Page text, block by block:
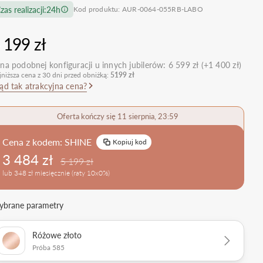
nietypowe
obrączkowe
dostawki
Obrączki Ślubne
Sprawdź bestsellery
Zobacz trendy
realizacji:24h Kod produktu: AUR-0064-055RB-LABO
zł
podobnej konfiguracji u innych jubilerów: 6 599 zł (+1 400 zł)
cena z 30 dni przed obniżką: 5199 zł
tak atrakcyjna cena?
Oferta kończy się 11 sierpnia, 23:59
Cena z kodem: SHINE Kopiuj kod
3 484 zł 5 199 zł
lub 348 zł miesięcznie (raty 10x0%)
parametry
Różowe złoto
Próba 585